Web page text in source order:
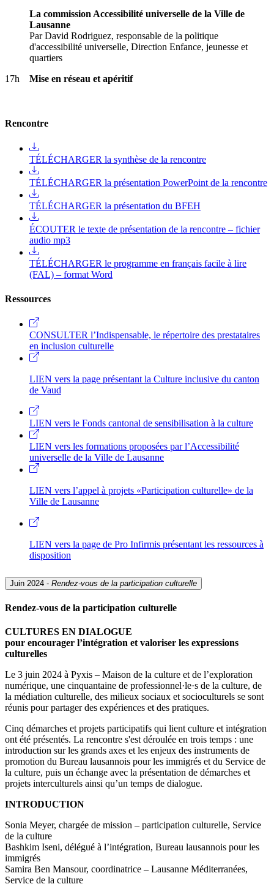
La commission Accessibilité universelle de la Ville de
Lausanne
Par David Rodriguez, responsable de la politique
d'accessibilité universelle, Direction Enfance, jeunesse et
quartiers
17h
Mise en réseau et apéritif
Rencontre
TÉLÉCHARGER la synthèse de la rencontre
TÉLÉCHARGER la présentation PowerPoint de la rencontre
TÉLÉCHARGER la présentation du BFEH
ÉCOUTER le texte de présentation de la rencontre – fichier
audio mp3
TÉLÉCHARGER le programme en français facile à lire
(FAL) – format Word
Ressources
CONSULTER l’Indispensable, le répertoire des prestataires
en inclusion culturelle
LIEN vers la page présentant la Culture inclusive du canton
de Vaud
LIEN vers le Fonds cantonal de sensibilisation à la culture
LIEN vers les formations proposées par l’Accessibilité
universelle de la Ville de Lausanne
LIEN vers l’appel à projets «Participation culturelle» de la
Ville de Lausanne
LIEN vers la page de Pro Infirmis présentant les ressources à
disposition
Juin 2024 - Rendez-vous de la participation culturelle
Rendez-vous de la participation culturelle
CULTURES EN DIALOGUE
pour encourager l’intégration et valoriser les expressions
culturelles
Le 3 juin 2024 à Pyxis – Maison de la culture et de l’exploration
numérique, une cinquantaine de professionnel·le·s de la culture, de
la médiation culturelle, des milieux sociaux et socioculturels se sont
réunis pour partager des expériences et des pratiques.
Cinq démarches et projets participatifs qui lient culture et intégration
ont été présentés. La rencontre s'est déroulée en trois temps : une
introduction sur les grands axes et les enjeux des instruments de
promotion du Bureau lausannois pour les immigrés et du Service de
la culture, puis un échange avec la présentation de démarches et
projets interculturels ainsi qu’un temps de dialogue.
INTRODUCTION
Sonia Meyer, chargée de mission – participation culturelle, Service
de la culture
Bashkim Iseni, délégué à l’intégration, Bureau lausannois pour les
immigrés
Samira Ben Mansour, coordinatrice – Lausanne Méditerranées,
Service de la culture